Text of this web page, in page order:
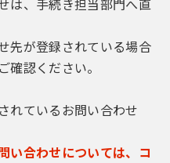
は、手続き担当部門へ直
先が登録されている場合
確認ください。
れているお問い合わせ
い合わせについては、コ